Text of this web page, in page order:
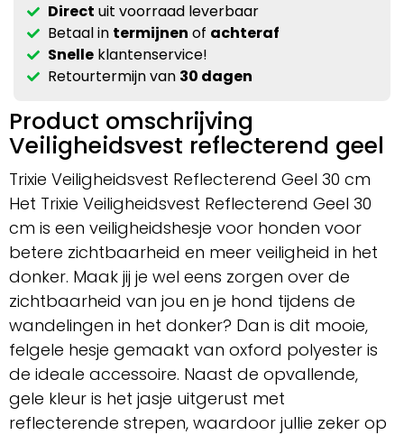
Direct uit voorraad leverbaar
Betaal in termijnen of achteraf
Snelleklantenservice!
Retourtermijn van 30 dagen
Product omschrijving
Veiligheidsvest reflecterend geel
Trixie Veiligheidsvest Reflecterend Geel 30 cm
Het Trixie Veiligheidsvest Reflecterend Geel 30
cm is een veiligheidshesje voor honden voor
betere zichtbaarheid en meer veiligheid in het
donker. Maak jij je wel eens zorgen over de
zichtbaarheid van jou en je hond tijdens de
wandelingen in het donker? Dan is dit mooie,
felgele hesje gemaakt van oxford polyester is
de ideale accessoire. Naast de opvallende,
gele kleur is het jasje uitgerust met
reflecterende strepen, waardoor jullie zeker op